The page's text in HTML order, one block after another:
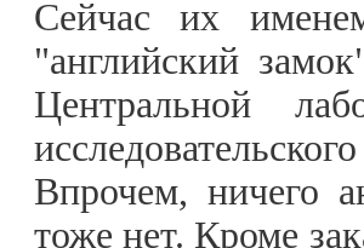
Сейчас их
"английский
Центральной
Впрочем, ничего
тоже нет. Кроме